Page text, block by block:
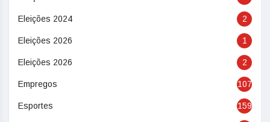
Eleições 2024 2
Eleições 2026 1
Eleições 2026 2
Empregos 107
Esportes 159